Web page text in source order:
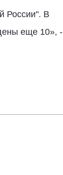
России". В
еще 10», -